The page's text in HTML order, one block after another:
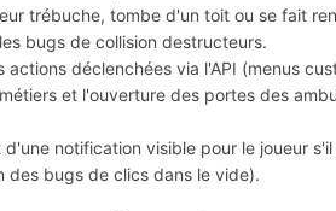
trébuche, tombe d'un toit ou se fait
bugs de collision destructeurs.
actions déclenchées via l'API (menus
et l'ouverture des portes des
d'une notification visible pour le joueur
des bugs de clics dans le vide).